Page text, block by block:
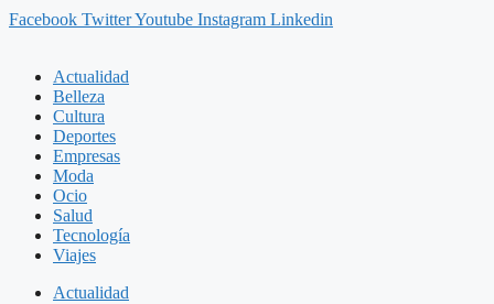
Facebook TwitterYoutube Instagram Linkedin
Actualidad
Belleza
Cultura
Deportes
Empresas
Moda
Ocio
Salud
Tecnología
Viajes
Actualidad